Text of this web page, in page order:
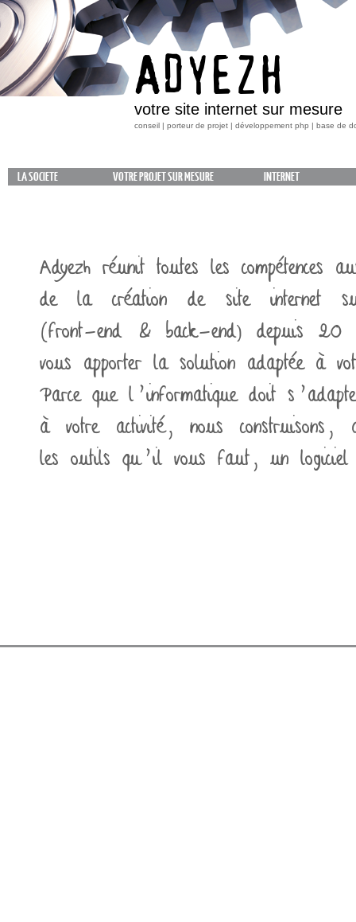
ADYEZH
votre site internet sur mesure
conseil | porteur de projet | développement php | base de
LA SOCIETE VOTRE PROJET SUR MESURE INTERNET
Adyezh réunit toutes les compétences
de lacréation de site internet
(front-end & back-end) depuis 20
vous apporter la solution adaptée à
Parce que l'informatique doit
à votre activité, nous construisons,
les outils qu'il vous faut, un logiciel